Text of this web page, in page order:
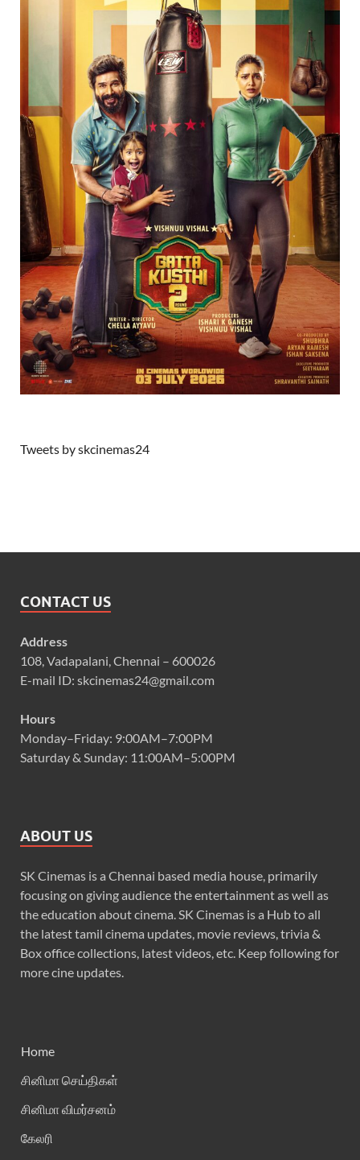
Tweets by skcinemas24
CONTACT US
Address
108, Vadapalani, Chennai – 600026
E-mail ID: skcinemas24@gmail.com
Hours
Monday–Friday: 9:00AM–7:00PM
Saturday & Sunday: 11:00AM–5:00PM
ABOUT US
SK Cinemas is a Chennai based media house, primarily
focusing on giving audience the entertainment as well as
the education about cinema. SK Cinemas is a Hub to all
the latest tamil cinema updates, movie reviews, trivia &
Box office collections, latest videos, etc. Keep following for
more cine updates.
Home
சினிமா செய்திகள்
சினிமா விமர்சனம்
கேலரி